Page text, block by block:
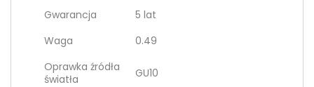
Gwarancja
5 lat
Waga
0.49
Oprawka źródła
światła
GU10